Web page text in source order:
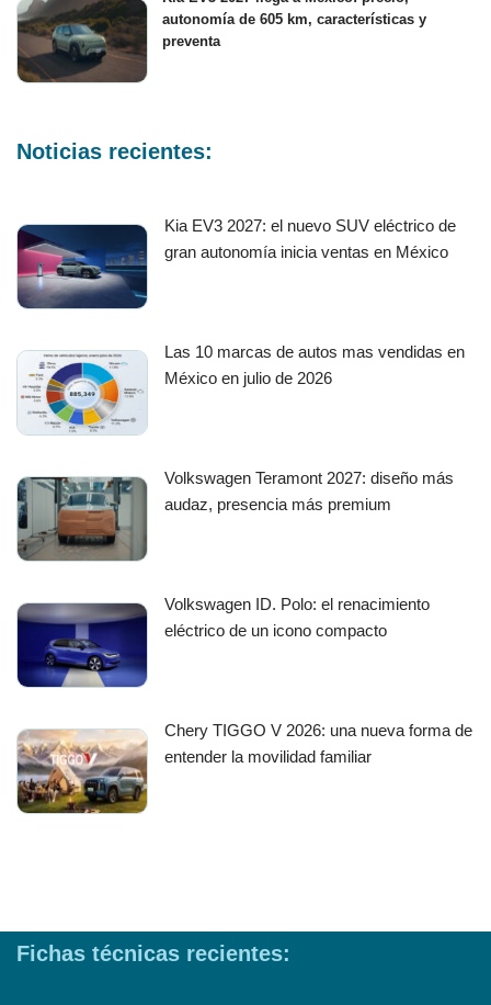
autonomía de 605 km, características y
preventa
Noticias recientes:
Kia EV3 2027: el nuevo SUV eléctrico de
gran autonomía inicia ventas en México
Las 10 marcas de autos mas vendidas en
México en julio de 2026
Volkswagen Teramont 2027: diseño más
audaz, presencia más premium
Volkswagen ID. Polo: el renacimiento
eléctrico de un icono compacto
Chery TIGGO V 2026: una nueva forma de
entender la movilidad familiar
Fichas técnicas recientes: